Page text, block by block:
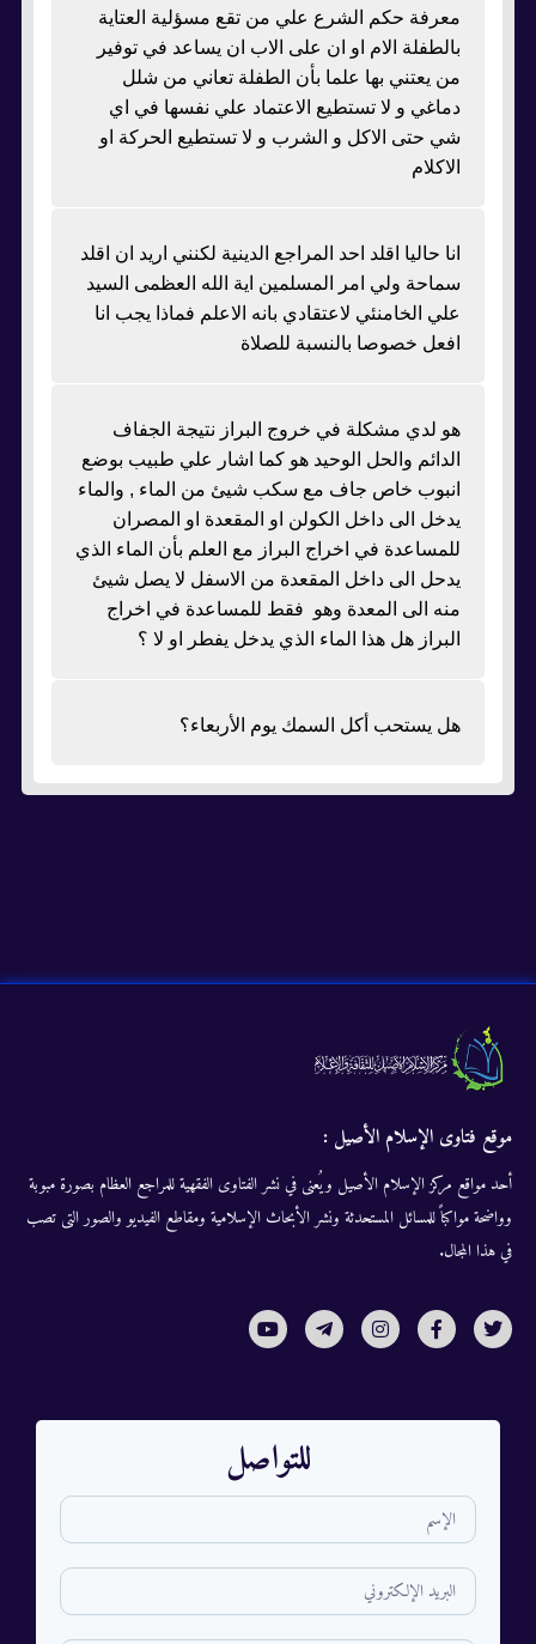
معرفة حكم الشرع علي من تقع مسؤلية العتاية
بالطفلة الام او ان على الاب ان يساعد في توفير
من يعتني بها علما بأن الطفلة تعاني من شلل
دماغي و لا تستطيع الاعتماد علي نفسها في اي
شي حتى الاكل و الشرب و لا تستطيع الحركة او
الاكلام
انا حاليا اقلد احد المراجع الدينية لكنني اريد ان اقلد
سماحة ولي امر المسلمين اية الله العظمى السيد
علي الخامنئي لاعتقادي بانه الاعلم فماذا يجب انا
افعل خصوصا بالنسبة للصلاة
هو لدي مشكلة في خروج البراز نتيجة الجفاف
الدائم والحل الوحيد هو كما اشار علي طبيب بوضع
انبوب خاص جاف مع سكب شيئ من الماء , والماء
يدخل الى داخل الكولن او المقعدة او المصران
للمساعدة في اخراج البراز مع العلم بأن الماء الذي
يدحل الى داخل المقعدة من الاسفل لا يصل شيئ
منه الى المعدة وهو فقط للمساعدة في اخراج
البراز هل هذا الماء الذي يدخل يفطر او لا ؟
هل يستحب أكل السمك يوم الأربعاء؟
موقع فتاوى الإسلام الأصيل :
أحد مواقع مركز الإسلام الأصيل ويُعنى في نشر الفتاوى الفقهية للمراجع العظام بصورة مبوبة
وواضحة مواكباً للمسائل المستحدثة ونشر الأبحاث الإسلامية ومقاطع الفيديو والصور التى تصب
في هذا المجال.
للتواصل